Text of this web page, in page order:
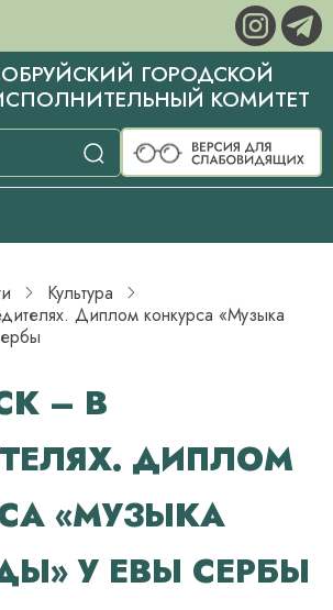
ГОРОДСКОЙ
КОМИТЕТ
Культура
Диплом конкурса «Музыка
– В
ДИПЛОМ
«МУЗЫКА
У ЕВЫ СЕРБЫ